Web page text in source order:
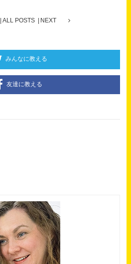
ALL POSTS NEXT
みんなに教える
友達に教える